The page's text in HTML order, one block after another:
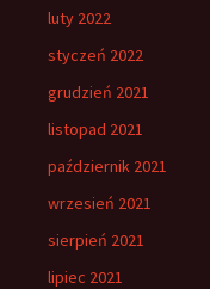
luty 2022
styczeń 2022
grudzień 2021
listopad 2021
październik 2021
wrzesień 2021
sierpień 2021
lipiec 2021